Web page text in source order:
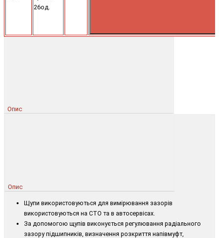
26од.
Опис
Опис
Щупи використовуються для вимірювання зазорів
використовуються на СТО та в автосервісах.
За допомогою щупів виконується регулювання радіального
зазору підшипників, визначення розкриття напівмуфт,